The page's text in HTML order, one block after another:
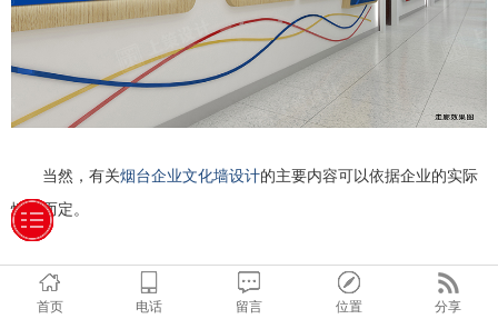
当然，有关烟台企业文化墙设计的主要内容可以依据企业的实际
情况而定。
首页 电话 留言 位置 分享